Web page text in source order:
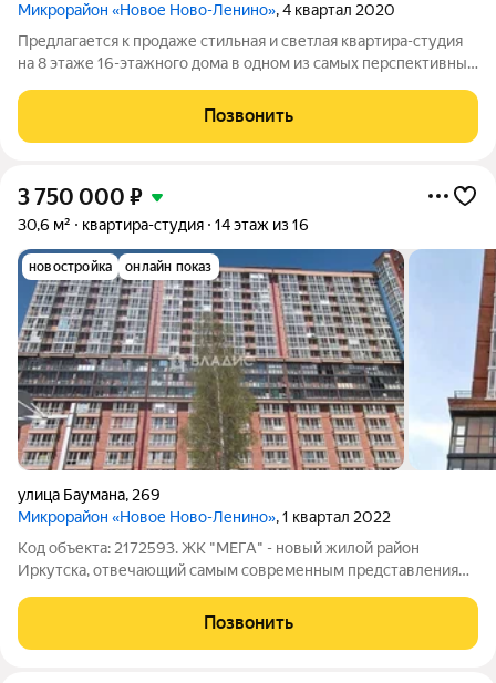
Микрорайон «Новое Ново-Ленино», 4 квартал 2020
Предлагается к продаже стильная и светлая квартира-студия
на 8 этаже 16-этажного дома в одном из самых перспективных
8/16. - Общая площадь: 27,7 - идеально для комфортного
проживания. -
Позвонить
3 750 000 ₽
30,6 м² квартира-студия 14 этаж из 16
новостройка онлайн показ
улица Баумана, 269
Микрорайон «Новое Ново-Ленино», 1 квартал 2022
Код объекта: 2172593. ЖК "МЕГА" - новый жилой район
Иркутска, отвечающий самым современным представлениям
монолитном доме 2022 года постройки по адресу: улица
Баумана, 269. Квартира расположена на 14
Позвонить